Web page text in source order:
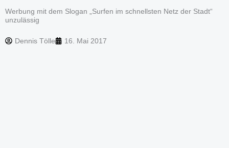
Werbung mit dem Slogan „Surfen im schnellsten Netz der Stadt“
unzulässig
Dennis Tölle 16. Mai 2017